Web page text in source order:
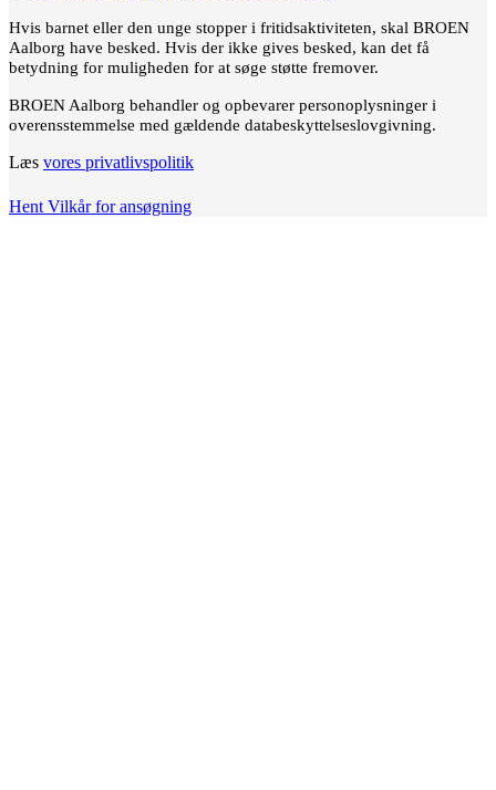
Hvis barnet eller den unge stopper i fritidsaktiviteten, skal BROEN
Aalborg have besked. Hvis der ikke gives besked, kan det få
betydning for muligheden for at søge støtte fremover.
BROEN Aalborg behandler og opbevarer personoplysninger i
overensstemmelse med gældende databeskyttelseslovgivning.
Læs vores privatlivspolitik
Hent Vilkår for ansøgning